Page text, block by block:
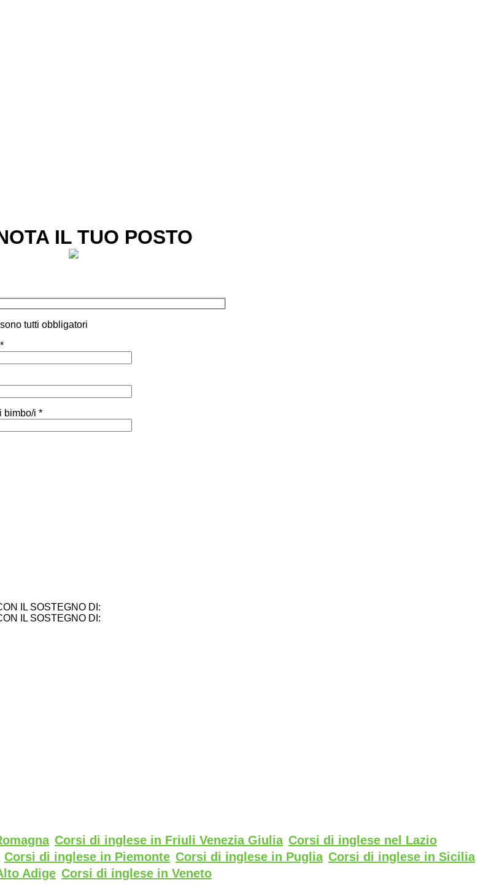
IL TUO POSTO
tutti obbligatori
bimbo/i *
IL SOSTEGNO DI:
IL SOSTEGNO DI:
Corsi di inglese in Friuli Venezia Giulia Corsi di inglese nel Lazio
Corsi di inglese in Piemonte Corsi di inglese in Puglia Corsi di inglese in Sicilia
Adige Corsi di inglese in Veneto